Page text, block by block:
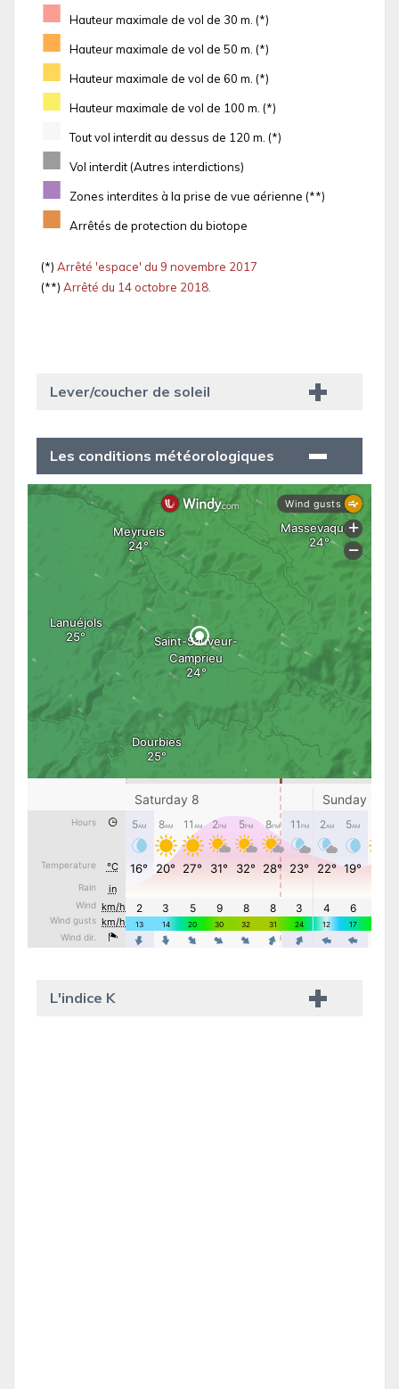
■ Hauteur maximale de vol de 30 m. (*)
■ Hauteur maximale de vol de 50 m. (*)
■ Hauteur maximale de vol de 60 m. (*)
■ Hauteur maximale de vol de 100 m. (*)
Tout vol interdit au dessus de 120 m. (*)
■ Vol interdit (Autres interdictions)
■ Zones interdites à la prise de vue aérienne (**)
■ Arrêtés de protection du biotope
(*) Arrêté 'espace' du 9 novembre 2017
(**) Arrêté du 14 octobre 2018.
Lever/coucher de soleil
Les conditions météorologiques
L'indice K